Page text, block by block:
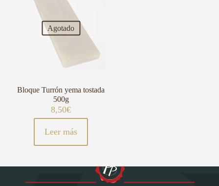
Agotado
Bloque Turrón yema tostada
500g
8,50€
Leer más